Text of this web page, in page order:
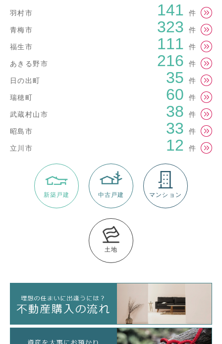
羽村市 141 件
青梅市 323 件
福生市 111 件
あきる野市 216 件
日の出町 35 件
瑞穂町 60 件
武蔵村山市 38 件
昭島市 33 件
立川市 12 件
新築戸建 中古戸建 マンション
土地